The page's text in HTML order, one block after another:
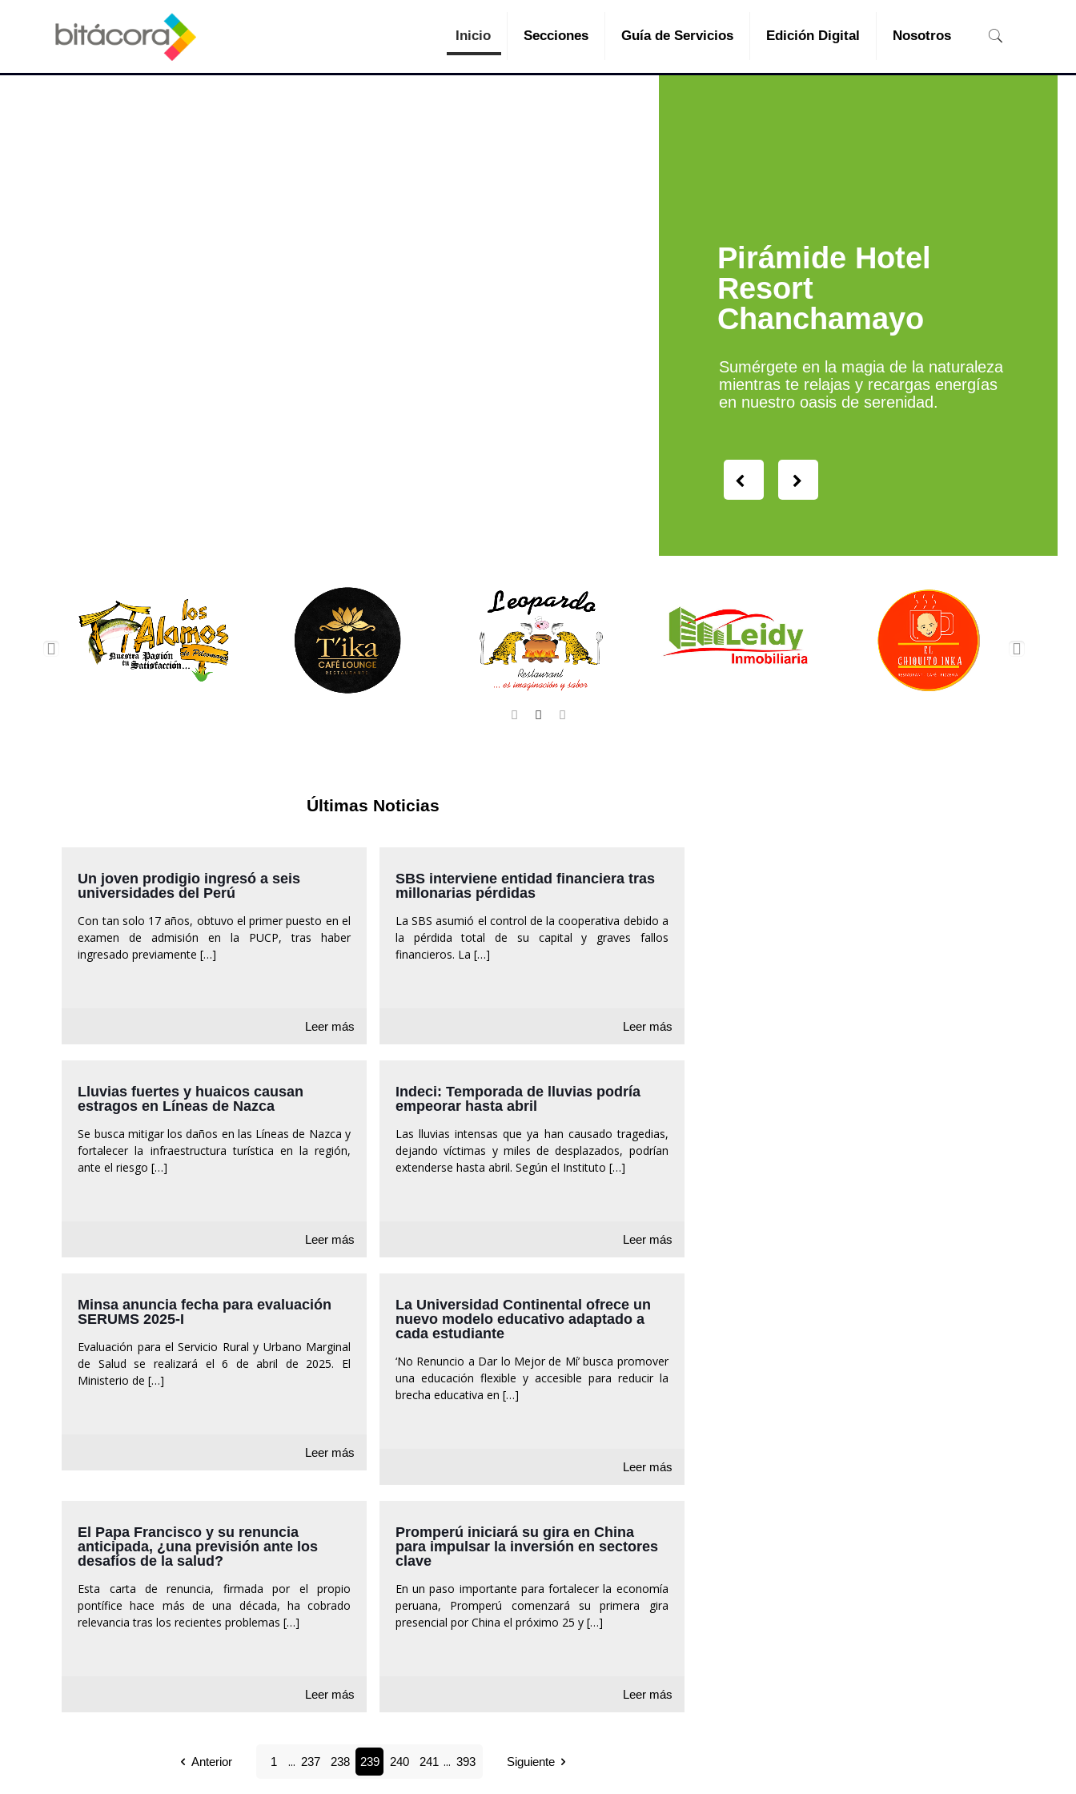
Inicio Secciones Guía de Servicios Edición Digital Nosotros
Pirámide Hotel
Resort
Chanchamayo
Sumérgete en la magia de la naturaleza
mientras te relajas y recargas energías
en nuestro oasis de serenidad.
Últimas Noticias
Un joven prodigio ingresó a seis
universidades del Perú
Con tan solo 17 años, obtuvo el primer puesto en el
examen de admisión en la PUCP, tras haber
ingresado previamente […]
Leer más
SBS interviene entidad financiera tras
millonarias pérdidas
La SBS asumió el control de la cooperativa debido a
la pérdida total de su capital y graves fallos
financieros. La […]
Leer más
Lluvias fuertes y huaicos causan
estragos en Líneas de Nazca
Se busca mitigar los daños en las Líneas de Nazca y
fortalecer la infraestructura turística en la región,
ante el riesgo […]
Leer más
Indeci: Temporada de lluvias podría
empeorar hasta abril
Las lluvias intensas que ya han causado tragedias,
dejando víctimas y miles de desplazados, podrían
extenderse hasta abril. Según el Instituto […]
Leer más
Minsa anuncia fecha para evaluación
SERUMS 2025-I
Evaluación para el Servicio Rural y Urbano Marginal
de Salud se realizará el 6 de abril de 2025. El
Ministerio de […]
Leer más
La Universidad Continental ofrece un
nuevo modelo educativo adaptado a
cada estudiante
‘No Renuncio a Dar lo Mejor de Mí’ busca promover
una educación flexible y accesible para reducir la
brecha educativa en […]
Leer más
El Papa Francisco y su renuncia
anticipada, ¿una previsión ante los
desafíos de la salud?
Esta carta de renuncia, firmada por el propio
pontífice hace más de una década, ha cobrado
relevancia tras los recientes problemas […]
Leer más
Promperú iniciará su gira en China
para impulsar la inversión en sectores
clave
En un paso importante para fortalecer la economía
peruana, Promperú comenzará su primera gira
presencial por China el próximo 25 y[…]
Leer más
Anterior 1 ... 237 238 239 240 241 ... 393 Siguiente